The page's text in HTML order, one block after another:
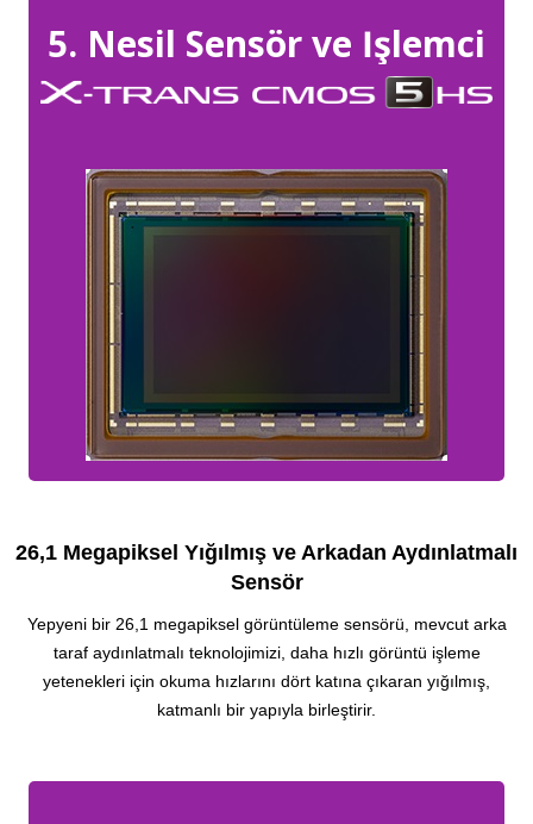
5. Nesil Sensör ve İşlemci
26,1 Megapiksel Yığılmış ve Arkadan Aydınlatmalı
Sensör
Yepyeni bir 26,1 megapiksel görüntüleme sensörü, mevcut arka
taraf aydınlatmalı teknolojimizi, daha hızlı görüntü işleme
yetenekleri için okuma hızlarını dört katına çıkaran yığılmış,
katmanlı bir yapıyla birleştirir.